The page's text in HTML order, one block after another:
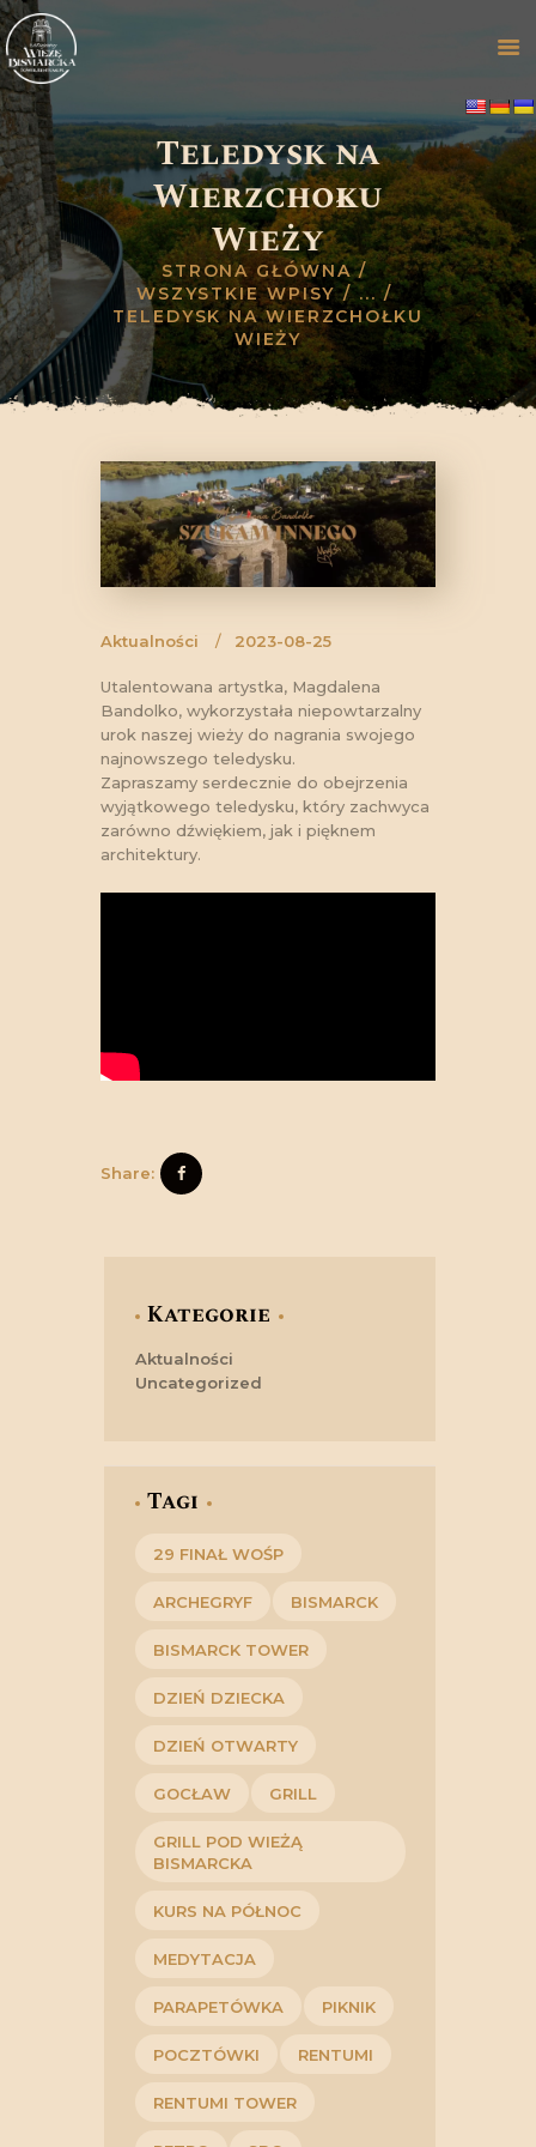
Teledysk na
Wierzchołku
Wieży
STRONA GŁÓWNA
WSZYSTKIE WPISY
...
TELEDYSK NA WIERZCHOŁKU
WIEŻY
STRONA GŁÓWNA
ZWIEDZANIE
OFERTA
GALERIA
HISTORIA
WYDARZENIA
BLOG
KONTAKT
Aktualności 2023-08-25
Utalentowana artystka, Magdalena
Bandolko, wykorzystała niepowtarzalny
urok naszej wieży do nagrania swojego
najnowszego teledysku.
Zapraszamy serdecznie do obejrzenia
wyjątkowego teledysku, który zachwyca
zarówno dźwiękiem, jak i pięknem
architektury.
Share:
Kategorie
Aktualności
Uncategorized
Tagi
29 FINAŁ WOŚP
ARCHEGRYF BISMARCK
BISMARCK TOWER
DZIEŃ DZIECKA
DZIEŃ OTWARTY
GOCŁAW GRILL
GRILL POD WIEŻĄ
BISMARCKA
KURS NA PÓŁNOC
MEDYTACJA
PARAPETÓWKA PIKNIK
POCZTÓWKI RENTUMI
RENTUMI TOWER